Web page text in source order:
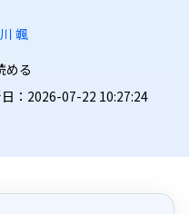
颯
める
：2026-07-22 10:27:24